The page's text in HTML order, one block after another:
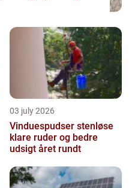
03 july 2026
Vinduespudser stenløse
klare ruder og bedre
udsigt året rundt